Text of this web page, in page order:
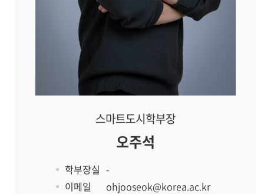
스마트도시학부장
오주석
학부장실 -
이메일
ohjooseok@korea.ac.kr